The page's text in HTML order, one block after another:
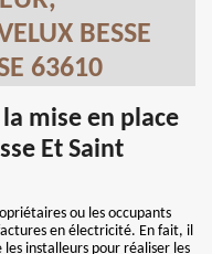
BESSE
63610
mise en place
Et Saint
ou les occupants
en électricité. En fait, il
installeurs pour réaliser les